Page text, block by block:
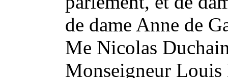
de dame Anne de
Me Nicolas
Monseigneur Louis